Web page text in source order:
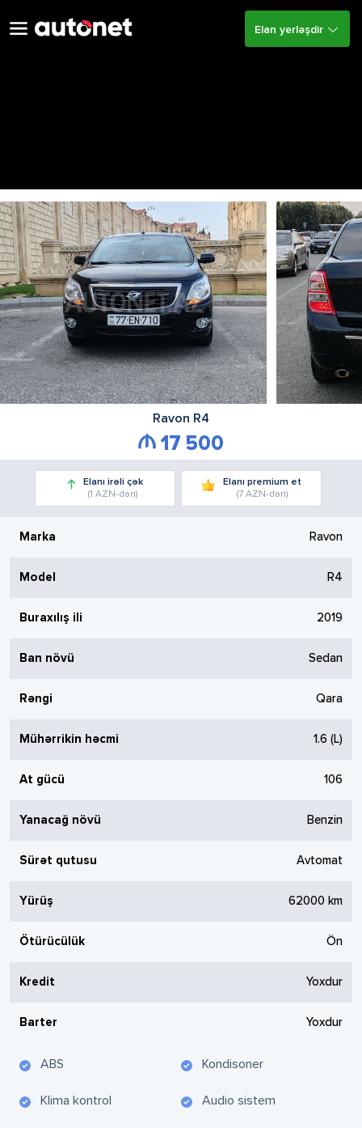
Elan yerləşdir
Ravon R4
17 500
Elanı irəli çək
(1 AZN-dən)
Elanı premium et
(7 AZN-dən)
Marka Ravon
Model R4
Buraxılış ili 2019
Ban növü Sedan
Rəngi Qara
Mühərrikin həcmi 1.6 (L)
At gücü 106
Yanacağ növü Benzin
Sürət qutusu Avtomat
Yürüş 62000 km
Ötürücülük Ön
Kredit Yoxdur
Barter Yoxdur
ABS Kondisoner
Klima kontrol Audio sistem